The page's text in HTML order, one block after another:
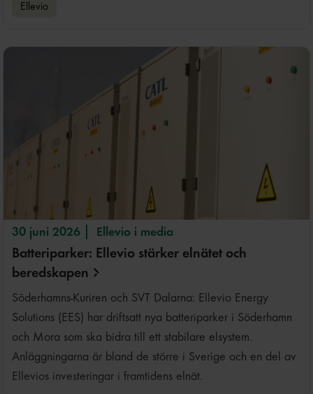
Ellevio
30 juni 2026 Ellevio i media
Batteriparker: Ellevio stärker elnätet och
beredskapen
Söderhamns-Kuriren och SVT Dalarna: Ellevio Energy
Solutions (EES) har driftsatt nya batteriparker i Söderhamn
och Mora som ska bidra till ett stabilare elsystem.
Anläggningarna är bland de större i Sverige och en del av
Ellevios investeringar i framtidens elnät.